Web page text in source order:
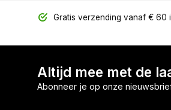
Gratis verzending vanaf € 60
Altijd mee met de
Abonneer je op onze